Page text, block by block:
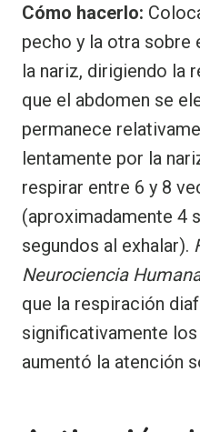
Cómo hacerlo:
pecho y la otra sobre
la nariz, dirigiendo la
que el abdomen se
permanece
lentamente por la
respirar entre 6 y 8
(aproximadamente 4
segundos al exhalar).
Neurociencia
que la respiración
significativamente
aumentó la atención